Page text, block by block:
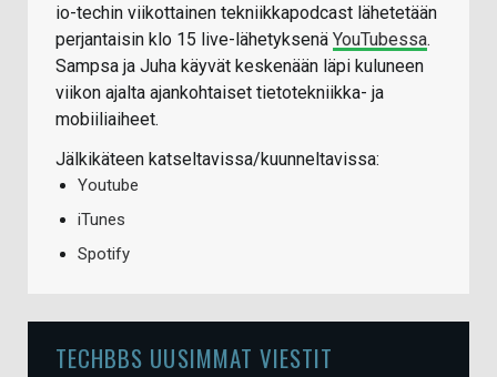
io-techin viikottainen tekniikkapodcast lähetetään
perjantaisin klo 15 live-lähetyksenä YouTubessa.
Sampsa ja Juha käyvät keskenään läpi kuluneen
viikon ajalta ajankohtaiset tietotekniikka- ja
mobiiliaiheet.
Jälkikäteen katseltavissa/kuunneltavissa:
Youtube
iTunes
Spotify
TECHBBS UUSIMMAT VIESTIT